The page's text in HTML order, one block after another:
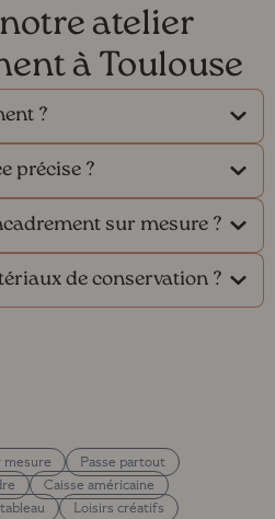
atelier
à Toulouse
?
précise ?
sur mesure ?
de conservation ?
mesure
Passe partout
Caisse américaine
Loisirs créatifs